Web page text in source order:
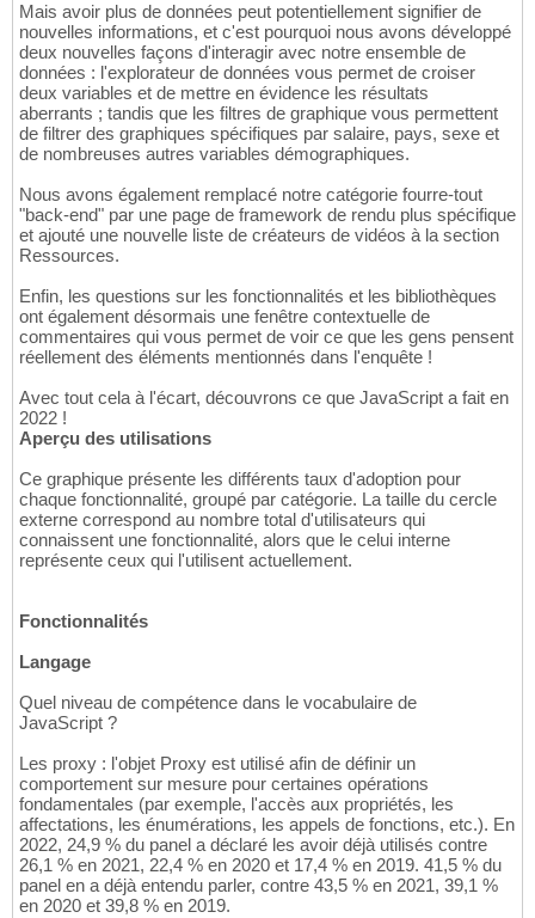
Mais avoir plus de données peut potentiellement signifier de
nouvelles informations, et c'est pourquoi nous avons développé
deux nouvelles façons d'interagir avec notre ensemble de
données : l'explorateur de données vous permet de croiser
deux variables et de mettre en évidence les résultats
aberrants ; tandis que les filtres de graphique vous permettent
de filtrer des graphiques spécifiques par salaire, pays, sexe et
de nombreuses autres variables démographiques.
Nous avons également remplacé notre catégorie fourre-tout
"back-end" par une page de framework de rendu plus spécifique
et ajouté une nouvelle liste de créateurs de vidéos à la section
Ressources.
Enfin, les questions sur les fonctionnalités et les bibliothèques
ont également désormais une fenêtre contextuelle de
commentaires qui vous permet de voir ce que les gens pensent
réellement des éléments mentionnés dans l'enquête !
Avec tout cela à l'écart, découvrons ce que JavaScript a fait en
2022 !
Aperçu des utilisations
Ce graphique présente les différents taux d'adoption pour
chaque fonctionnalité, groupé par catégorie. La taille du cercle
externe correspond au nombre total d'utilisateurs qui
connaissent une fonctionnalité, alors que le celui interne
représente ceux qui l'utilisent actuellement.
Fonctionnalités
Langage
Quel niveau de compétence dans le vocabulaire de
JavaScript ?
Les proxy : l'objet Proxy est utilisé afin de définir un
comportement sur mesure pour certaines opérations
fondamentales (par exemple, l'accès aux propriétés, les
affectations, les énumérations, les appels de fonctions, etc.). En
2022, 24,9 % du panel a déclaré les avoir déjà utilisés contre
26,1 % en 2021, 22,4 % en 2020 et 17,4 % en 2019. 41,5 % du
panel en a déjà entendu parler, contre 43,5 % en 2021, 39,1 %
en 2020 et 39,8 % en 2019.